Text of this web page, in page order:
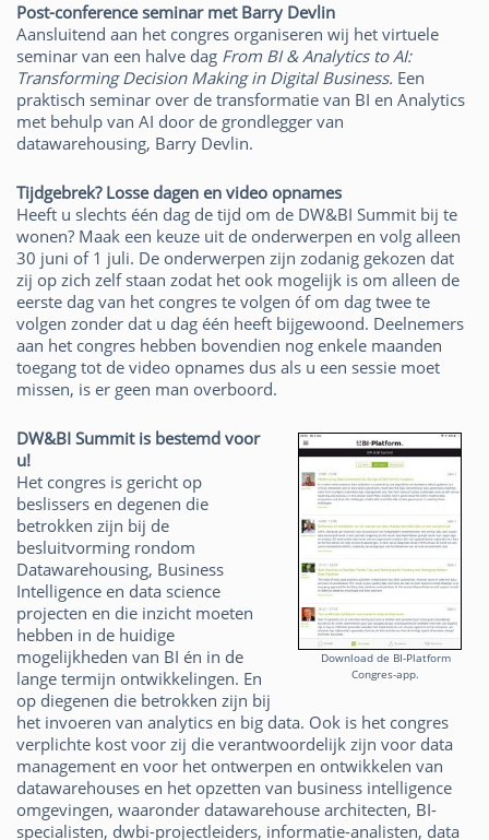
Post-conference seminar met Barry Devlin
Aansluitend aan het congres organiseren wij het virtuele
seminar van een halve dag From BI & Analytics to AI:
Transforming Decision Making in Digital Business. Een
praktisch seminar over de transformatie van BI en Analytics
met behulp van AI door de grondlegger van
datawarehousing, Barry Devlin.
Tijdgebrek? Losse dagen en video opnames
Heeft u slechts één dag de tijd om de DW&BI Summit bij te
wonen? Maak een keuze uit de onderwerpen en volg alleen
30 juni of 1 juli. De onderwerpen zijn zodanig gekozen dat
zij op zich zelf staan zodat het ook mogelijk is om alleen de
eerste dag van het congres te volgen óf om dag twee te
volgen zonder dat u dag één heeft bijgewoond. Deelnemers
aan het congres hebben bovendien nog enkele maanden
toegang tot de video opnames dus als u een sessie moet
missen, is er geen man overboord.
Download de BI-Platform
Congres-app.
DW&BI Summit is bestemd voor
u!
Het congres is gericht op
beslissers en degenen die
betrokken zijn bij de
besluitvorming rondom
Datawarehousing, Business
Intelligence en data science
projecten en die inzicht moeten
hebben in de huidige
mogelijkheden van BI én in de
lange termijn ontwikkelingen. En
op diegenen die betrokken zijn bij
het invoeren van analytics en big data. Ook is het congres
verplichte kost voor zij die verantwoordelijk zijn voor data
management en voor het ontwerpen en ontwikkelen van
datawarehouses en het opzetten van business intelligence
omgevingen, waaronder datawarehouse architecten, BI-
specialisten, dwbi-projectleiders, informatie-analisten, data